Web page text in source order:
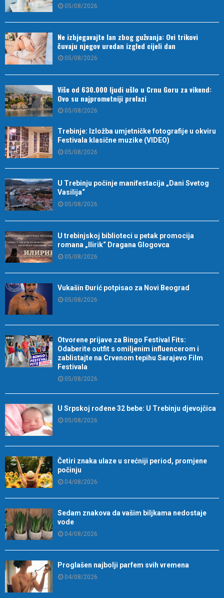
05/08/2026
Ne izbjegavajte lan zbog gužvanja: Ovi trikovi
čuvaju njegov uredan izgled cijeli dan
05/08/2026
Više od 630.000 ljudi ušlo u Crnu Goru za vikend:
Ovo su najprometniji prelazi
05/08/2026
Trebinje: Izložba umjetničke fotografije u okviru
Festivala klasične muzike (VIDEO)
05/08/2026
U Trebinju počinje manifestacija „Dani Svetog
Vasilija“
05/08/2026
U trebinjskoj biblioteci u petak promocija
romana „Ilirik“ Dragana Glogovca
05/08/2026
Vukašin Đurić potpisao za Novi Beograd
05/08/2026
Otvorene prijave za Bingo Festival Fits:
Odaberite outfit s omiljenim influencerom i
zablistajte na Crvenom tepihu Sarajevo Film
Festivala
05/08/2026
U Srpskoj rođene 32 bebe: U Trebinju djevojčica
05/08/2026
Četiri znaka ulaze u srećniji period, promjene
počinju
04/08/2026
Sedam znakova da vašim biljkama nedostaje
vode
04/08/2026
Proglašen najbolji parfem svih vremena
04/08/2026